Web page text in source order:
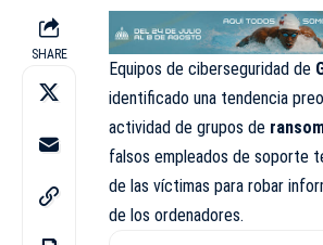
SHARE
Equipos de ciberseguridad de
identificado una tendencia
actividad de grupos de
falsos empleados de soporte
de las víctimas para robar
de los ordenadores.